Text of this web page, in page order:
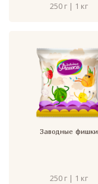
250 г | 1 кг
Заводные фишки
250 г | 1 кг